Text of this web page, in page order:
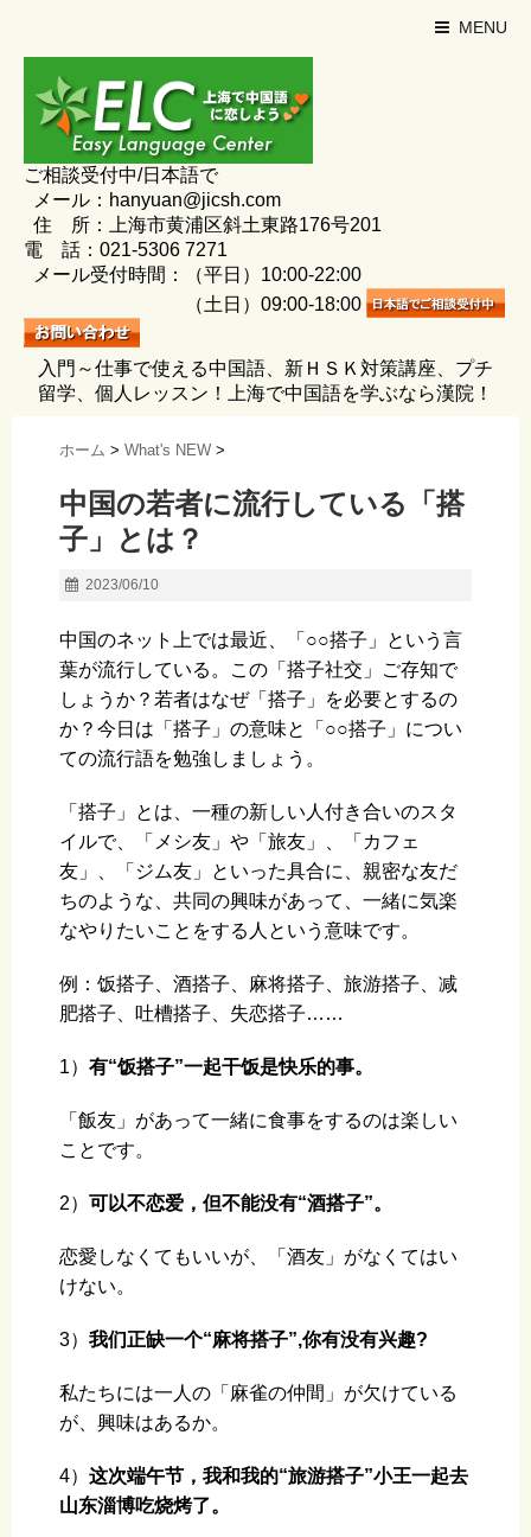
MENU
ご相談受付中/日本語で
メール：hanyuan@jicsh.com
住 所：上海市黄浦区斜土東路176号201
電 話：021-5306 7271
メール受付時間：（平日）10:00-22:00
（土日）09:00-18:00
入門～仕事で使える中国語、新ＨＳＫ対策講座、プチ
留学、個人レッスン！上海で中国語を学ぶなら漢院！
ホーム > What's NEW >
中国の若者に流行している「搭
子」とは？
2023/06/10
中国のネット上では最近、「○○搭子」という言
葉が流行している。この「搭子社交」ご存知で
しょうか？若者はなぜ「搭子」を必要とするの
か？今日は「搭子」の意味と「○○搭子」につい
ての流行語を勉強しましょう。
「搭子」とは、一種の新しい人付き合いのスタ
イルで、「メシ友」や「旅友」、「カフェ
友」、「ジム友」といった具合に、親密な友だ
ちのような、共同の興味があって、一緒に気楽
なやりたいことをする人という意味です。
例：饭搭子、酒搭子、麻将搭子、旅游搭子、减
肥搭子、吐槽搭子、失恋搭子……
1） 有“饭搭子”一起干饭是快乐的事。
「飯友」があって一緒に食事をするのは楽しい
ことです。
2） 可以不恋爱，但不能没有“酒搭子”。
恋愛しなくてもいいが、「酒友」がなくてはい
けない。
3） 我们正缺一个“麻将搭子”,你有没有兴趣?
私たちには一人の「麻雀の仲間」が欠けている
が、興味はあるか。
4） 这次端午节，我和我的“旅游搭子”小王一起去
山东淄博吃烧烤了。